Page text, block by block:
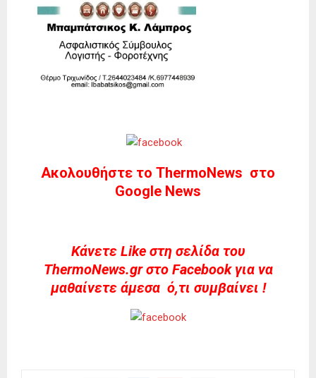
Ακολουθήστε το ThermoNews στο
Google News
Kάνετε Like στη σελίδα του
ThermoNews.gr στο Facebook για να
μαθαίνετε άμεσα ό,τι συμβαίνει !